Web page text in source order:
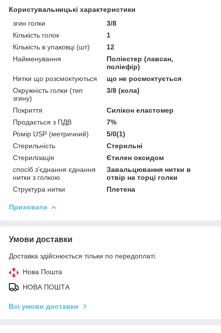
Користувальницькі характеристики
згин голки
3/8
Кількість голок
1
Кількість в упаковці (шт)
12
Найменування
Поліестер (лавсан,
поліефір)
Нитки що розсмоктуються
що не росмоктується
Окружність голки (тип
згину)
3/8 (кола)
Покриття
Силікон еластомер
Продається з ПДВ
7%
Ромір USP (метричний)
5/0(1)
Стерильність
Стерильні
Стерилізація
Єтилен оксидом
спосіб з'єднання єднання
нитки з голкою
Завальцювання нитки в
отвір на торці голки
Структура нитки
Плетена
Приховати
Умови доставки
Доставка здійснюється тільки по передоплаті.
Нова Пошта
НОВА ПОШТА
Всі умови доставки